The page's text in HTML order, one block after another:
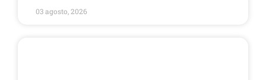
03 agosto, 2026